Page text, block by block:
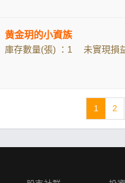
黄金玥的小資族
庫存數量(張) ：1
未實現損
1 2